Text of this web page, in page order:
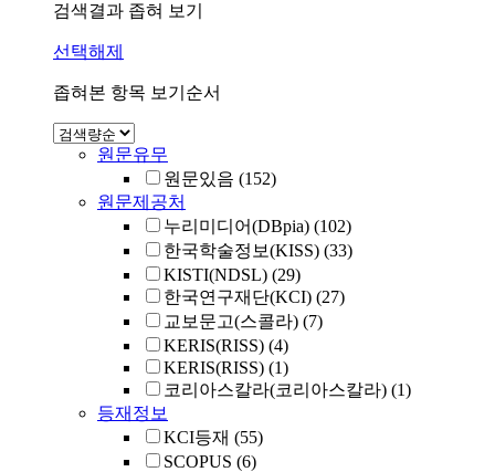
검색결과 좁혀 보기
선택해제
좁혀본 항목 보기순서
원문유무
원문있음 (152)
원문제공처
누리미디어(DBpia) (102)
한국학술정보(KISS) (33)
KISTI(NDSL) (29)
한국연구재단(KCI) (27)
교보문고(스콜라) (7)
KERIS(RISS) (4)
KERIS(RISS) (1)
코리아스칼라(코리아스칼라) (1)
등재정보
KCI등재 (55)
SCOPUS (6)